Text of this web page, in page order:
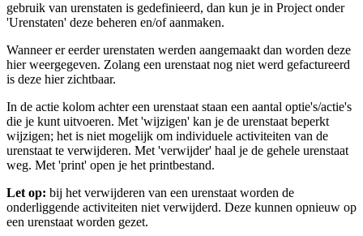
gebruik van urenstaten is gedefinieerd, dan kun je in Project onder
'Urenstaten' deze beheren en/of aanmaken.
Wanneer er eerder urenstaten werden aangemaakt dan worden deze
hier weergegeven. Zolang een urenstaat nog niet werd gefactureerd
is deze hier zichtbaar.
In de actie kolom achter een urenstaat staan een aantal optie's/actie's
die je kunt uitvoeren. Met 'wijzigen' kan je de urenstaat beperkt
wijzigen; het is niet mogelijk om individuele activiteiten van de
urenstaat te verwijderen. Met 'verwijder' haal je de gehele urenstaat
weg. Met 'print' open je het printbestand.
Let op: bij het verwijderen van een urenstaat worden de
onderliggende activiteiten niet verwijderd. Deze kunnen opnieuw op
een urenstaat worden gezet.